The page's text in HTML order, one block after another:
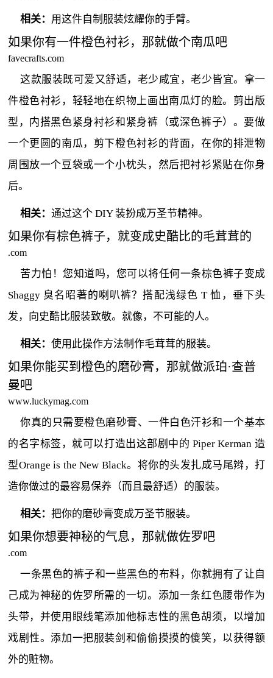
相关： 用这件自制服装炫耀你的手臂。
如果你有一件橙色衬衫，那就做个南瓜吧
favecrafts.c​​om
这款服装既可爱又舒适，老少咸宜，老少皆宜。拿一
件橙色衬衫，轻轻地在织物上画出南瓜灯的脸。剪出版
型，内搭黑色紧身衬衫和紧身裤（或深色裤子）。要做
一个更圆的南瓜，剪下橙色衬衫的背面，在你的排泄物
周围放一个豆袋或一个小枕头，然后把衬衫紧贴在你身
后。
相关： 通过这个 DIY 装扮成万圣节精神。
如果你有棕色裤子，就变成史酷比的毛茸茸的
.com
苦力怕！您知道吗，您可以将任何一条棕色裤子变成
Shaggy 臭名昭著的喇叭裤？搭配浅绿色 T 恤，垂下头
发，向 史酷比服装致敬。就像，不可能的人。
相关： 使用此操作方法制作毛茸茸的服装。
如果你能买到橙色的磨砂膏，那就做派珀·查普
曼吧
www.luckymag.com
你真的只需要橙色磨砂膏、一件白色汗衫和一个基本
的名字标签，就可以打造出这部剧中的 Piper Kerman 造
型Orange is the New Black。将你的头发扎成马尾辫，打
造你做过的最容易保养（而且最舒适）的服装。
相关： 把你的磨砂膏变成万圣节服装。
如果你想要神秘的气息，那就做佐罗吧
.com
一条黑色的裤子和一些黑色的布料，你就拥有了让自
己成为神秘的佐罗所需的一切。添加一条红色腰带作为
头带，并使用眼线笔添加他标志性的黑色胡须，以增加
戏剧性。添加一把服装剑和偷偷摸摸的傻笑，以获得额
外的赃物。